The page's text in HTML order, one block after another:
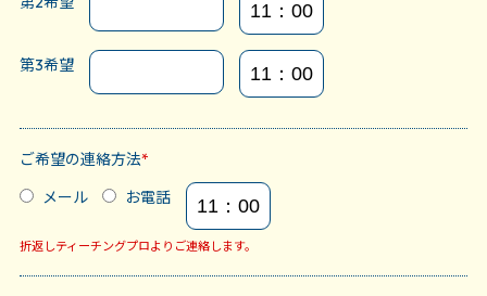
第3希望
ご希望の連絡方法*
メール
お電話
折返しティーチングプロよりご連絡します。